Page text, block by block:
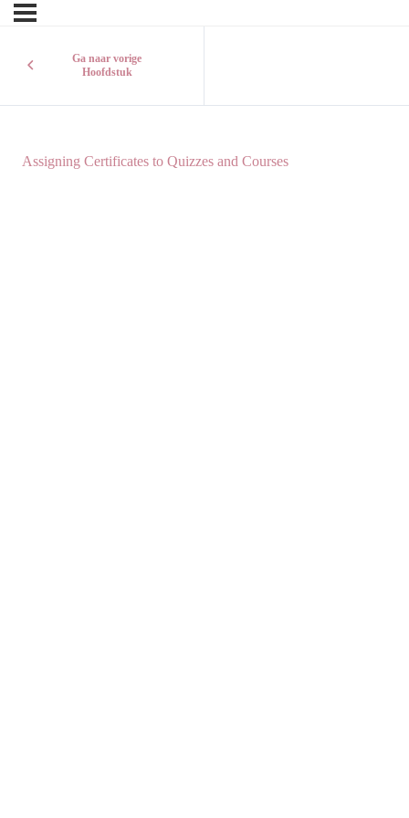
Ga naar vorige
Hoofdstuk
Assigning Certificates to Quizzes and Courses